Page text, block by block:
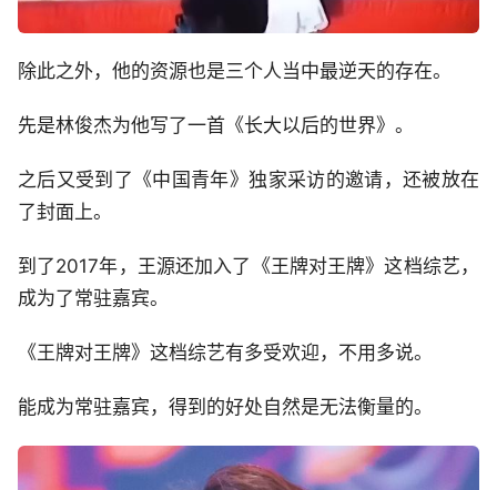
除此之外，他的资源也是三个人当中最逆天的存在。
先是林俊杰为他写了一首《长大以后的世界》。
之后又受到了《中国青年》独家采访的邀请，还被放在
了封面上。
到了2017年，王源还加入了《王牌对王牌》这档综艺，
成为了常驻嘉宾。
《王牌对王牌》这档综艺有多受欢迎，不用多说。
能成为常驻嘉宾，得到的好处自然是无法衡量的。